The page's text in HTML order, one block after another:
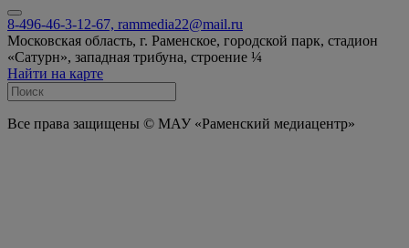
8-496-46-3-12-67, rammedia22@mail.ru
Московская область, г. Раменское, городской парк, стадион
«Сатурн», западная трибуна, строение ¼
Найти на карте
Все права защищены © МАУ «Раменский медиацентр»